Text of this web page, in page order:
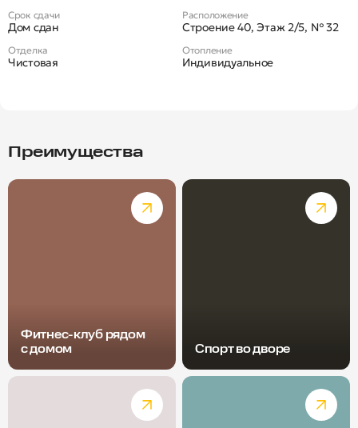
Срок сдачи
Дом сдан
Расположение
Строение 40, Этаж 2/5, № 32
Отделка
Чистовая
Отопление
Индивидуальное
Преимущества
Фитнес-клуб рядом
с домом
Спорт во дворе